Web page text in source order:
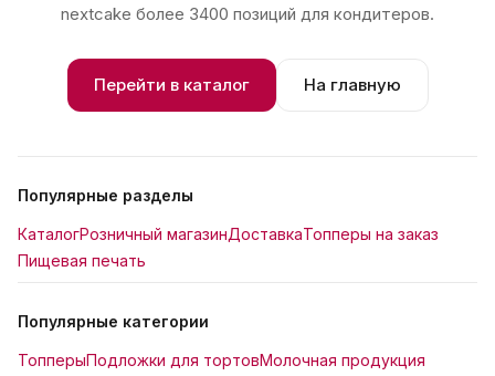
nextcake более 3400 позиций для кондитеров.
Перейти в каталог На главную
Популярные разделы
КаталогРозничный магазинДоставкаТопперы на заказ
Пищевая печать
Популярные категории
ТопперыПодложки для тортовМолочная продукция